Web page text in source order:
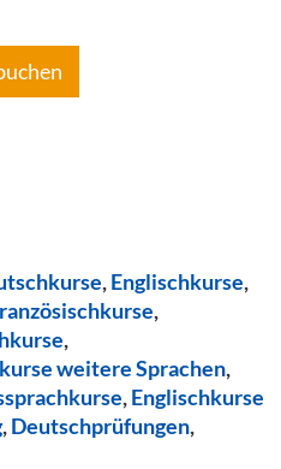
,Englischkurse,
,
,
weitere Sprachen,
,Englischkurse
,Deutschprüfungen,